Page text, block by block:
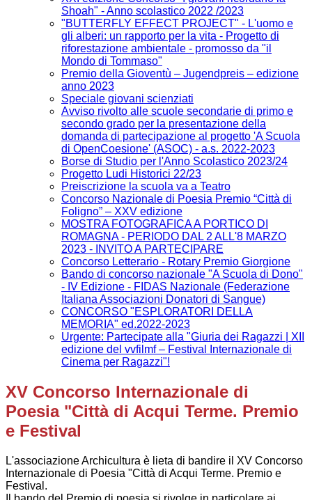
Shoah" - Anno scolastico 2022 /2023
"BUTTERFLY EFFECT PROJECT" - L'uomo e
gli alberi: un rapporto per la vita - Progetto di
riforestazione ambientale - promosso da "il
Mondo di Tommaso"
Premio della Gioventù – Jugendpreis – edizione
anno 2023
Speciale giovani scienziati
Avviso rivolto alle scuole secondarie di primo e
secondo grado per la presentazione della
domanda di partecipazione al progetto 'A Scuola
di OpenCoesione' (ASOC) - a.s. 2022-2023
Borse di Studio per l'Anno Scolastico 2023/24
Progetto Ludi Historici 22/23
Preiscrizione la scuola va a Teatro
Concorso Nazionale di Poesia Premio “Città di
Foligno” – XXV edizione
MOSTRA FOTOGRAFICA A PORTICO DI
ROMAGNA - PERIODO DAL 2 ALL'8 MARZO
2023 - INVITO A PARTECIPARE
Concorso Letterario - Rotary Premio Giorgione
Bando di concorso nazionale "A Scuola di Dono"
- IV Edizione​ - FIDAS Nazionale (Federazione
Italiana Associazioni Donatori di Sangue)
CONCORSO "ESPLORATORI DELLA
MEMORIA" ed.2022-2023
Urgente: Partecipate alla "Giuria dei Ragazzi | XII
edizione del vvfilmf – Festival Internazionale di
Cinema per Ragazzi"!
XV Concorso Internazionale di
Poesia "Città di Acqui Terme. Premio
e Festival
L'associazione Archicultura è lieta di bandire il XV Concorso
Internazionale di Poesia "Città di Acqui Terme. Premio e
Festival.